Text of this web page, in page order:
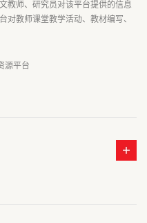
教师、研究员对该平台提供的信息
对教师课堂教学活动、教材编写、
源平台